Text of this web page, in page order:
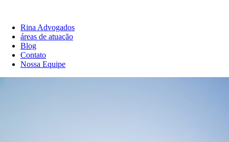
Rina Advogados
áreas de atuação
Blog
Contato
Nossa Equipe